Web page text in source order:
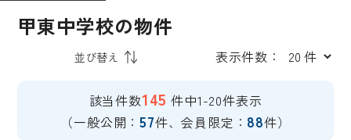
甲東中学校の物件
表示件数：
該当件数145 件中1-20件表示
（一般公開：57件、会員限定： 88件）